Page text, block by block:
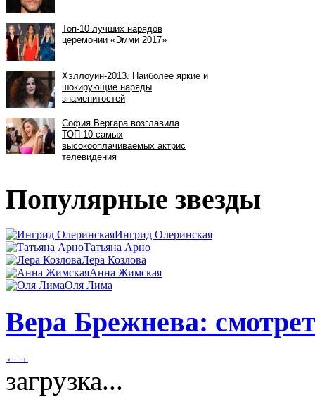
Популярные звезды
Ингрид Олеринская
Татьяна Арно
Лера Козлова
Анна Жимская
Оля Лима
Вера Брежнева:
← →
загрузка...